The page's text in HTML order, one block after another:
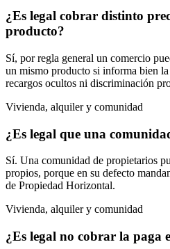
¿Es legal cobrar distinto
producto?
Sí, por regla general un comercio
un mismo producto si informa bien
recargos ocultos ni discriminación
Vivienda, alquiler y comunidad
¿Es legal que una
Sí. Una comunidad de propietarios
propios, porque en su defecto
de Propiedad Horizontal.
Vivienda, alquiler y comunidad
¿Es legal no cobrar la paga